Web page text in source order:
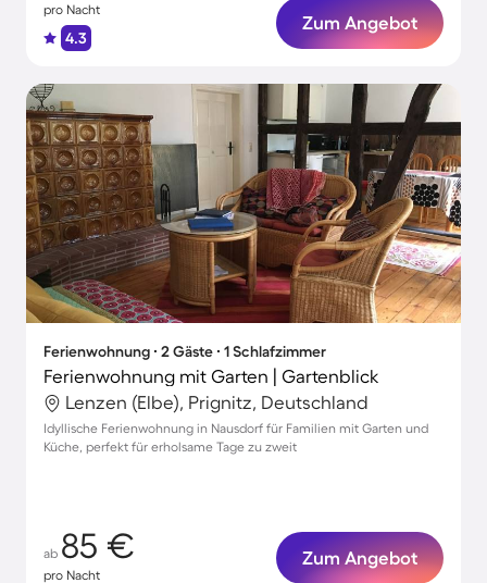
pro Nacht
4.3
Zum Angebot
Ferienwohnung ∙ 2 Gäste ∙ 1 Schlafzimmer
Ferienwohnung mit Garten | Gartenblick
Lenzen (Elbe), Prignitz, Deutschland
Idyllische Ferienwohnung in Nausdorf für Familien mit Garten und
Küche, perfekt für erholsame Tage zu zweit
ab 85 €
pro Nacht
Zum Angebot